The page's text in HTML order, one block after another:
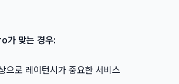
맞는 경우:
으로 레이턴시가 중요한 서비스